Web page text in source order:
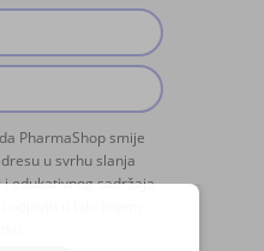
PharmaShop smije
u svrhu slanja
edukativnog sadržaja.